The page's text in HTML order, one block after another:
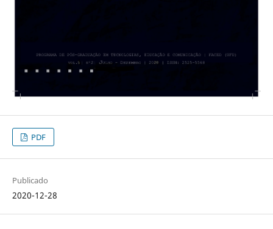
PDF
Publicado
2020-12-28